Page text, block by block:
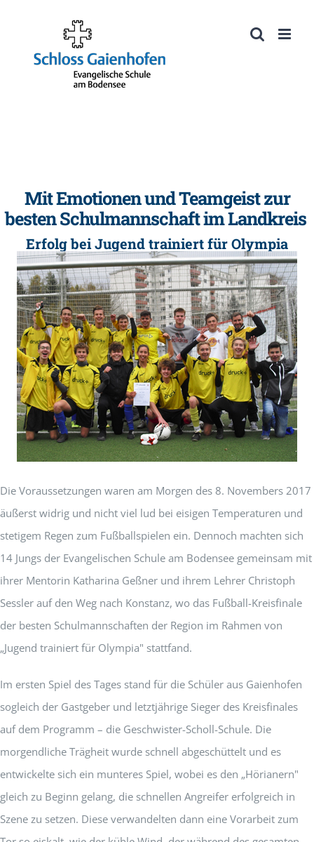
Werkzeugleiste öffnen
springen
Mit Emotionen und Teamgeist zur
besten Schulmannschaft im Landkreis
Erfolg bei Jugend trainiert für Olympia
Die Voraussetzungen waren am Morgen des 8. Novembers 2017
äußerst widrig und nicht viel lud bei eisigen Temperaturen und
stetigem Regen zum Fußballspielen ein. Dennoch machten sich
14 Jungs der Evangelischen Schule am Bodensee gemeinsam mit
ihrer Mentorin Katharina Geßner und ihrem Lehrer Christoph
Sessler auf den Weg nach Konstanz, wo das Fußball-Kreisfinale
der besten Schulmannschaften der Region im Rahmen von
„Jugend trainiert für Olympia" stattfand.
Im ersten Spiel des Tages stand für die Schüler aus Gaienhofen
sogleich der Gastgeber und letztjährige Sieger des Kreisfinales
auf dem Programm – die Geschwister-Scholl-Schule. Die
morgendliche Trägheit wurde schnell abgeschüttelt und es
entwickelte sich ein munteres Spiel, wobei es den „Hörianern"
gleich zu Beginn gelang, die schnellen Angreifer erfolgreich in
Szene zu setzen. Diese verwandelten dann eine Vorarbeit zum